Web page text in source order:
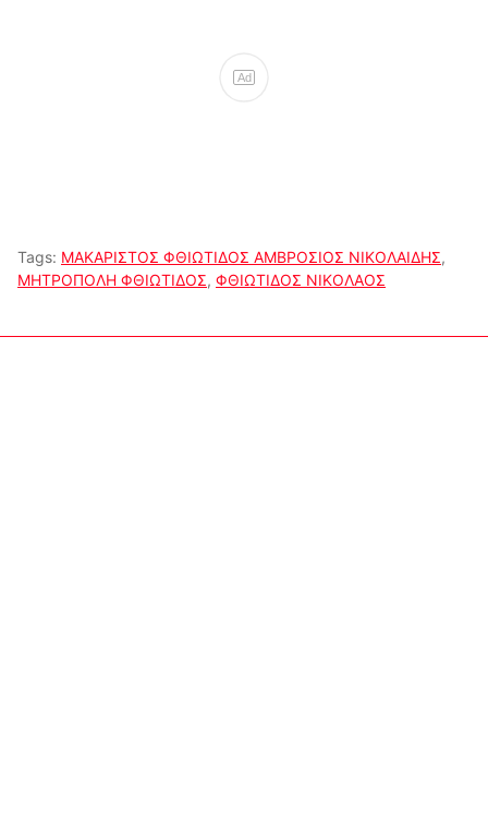
Ad
Tags: ΜΑΚΑΡΙΣΤΟΣ ΦΘΙΩΤΙΔΟΣ ΑΜΒΡΟΣΙΟΣ ΝΙΚΟΛΑΙΔΗΣ,
ΜΗΤΡΟΠΟΛΗ ΦΘΙΩΤΙΔΟΣ, ΦΘΙΩΤΙΔΟΣ ΝΙΚΟΛΑΟΣ